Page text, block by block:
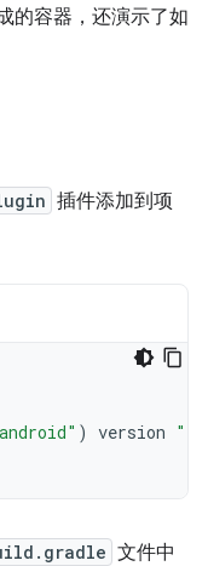
的容器，还演示了如
插件添加到项
) version
文件中